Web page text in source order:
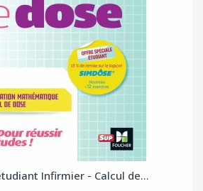
Infirmier - Calcul de...